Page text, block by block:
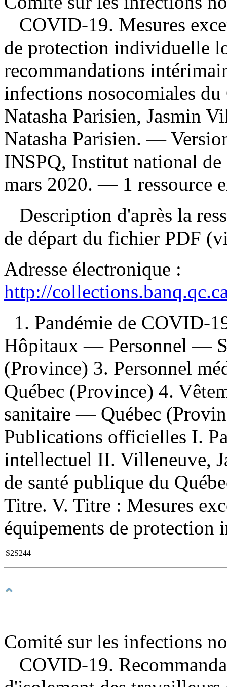
COVID-19. Mesures
de protection individuelle
recommandations
infections nosocomiales
Natasha Parisien, Jasmin
Natasha Parisien. —
INSPQ, Institut national de
mars 2020. — 1 ressource
Description d'après la
de départ du fichier PDF
Adresse électronique :
http://
1. Pandémie de COVID-
Hôpitaux — Personnel —
(Province) 3. Personnel
Québec (Province) 4.
sanitaire — Québec
Publications officielles I.
intellectuel II. Villeneuve,
de santé publique du
Titre. V. Titre : Mesures
équipements de
S2S244
Comité sur les infections
COVID-19.